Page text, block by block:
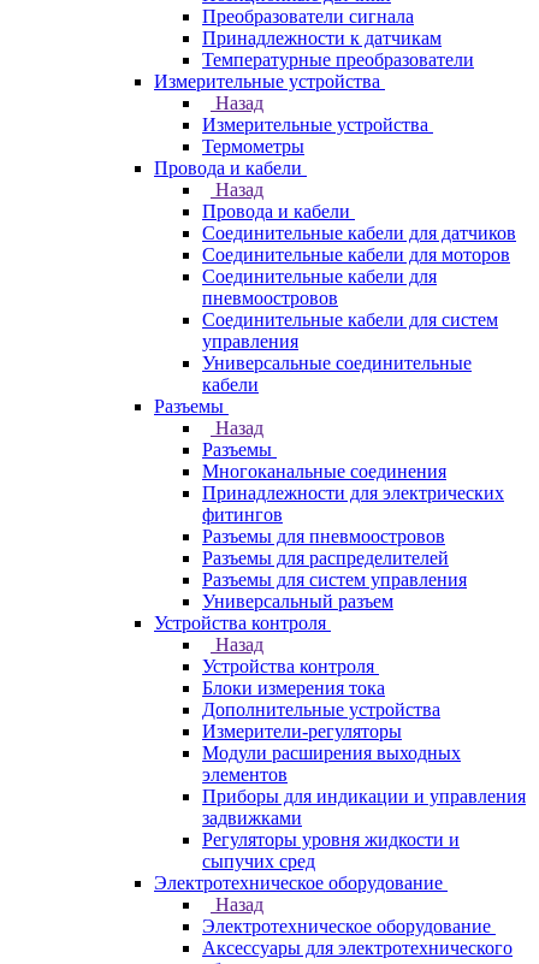
Преобразователи сигнала
Принадлежности к датчикам
Температурные преобразователи
Измерительные устройства
Назад
Измерительные устройства
Термометры
Провода и кабели
Назад
Провода и кабели
Соединительные кабели для датчиков
Соединительные кабели для моторов
Соединительные кабели для
пневмоостровов
Соединительные кабели для систем
управления
Универсальные соединительные
кабели
Разъемы
Назад
Разъемы
Многоканальные соединения
Принадлежности для электрических
фитингов
Разъемы для пневмоостровов
Разъемы для распределителей
Разъемы для систем управления
Универсальный разъем
Устройства контроля
Назад
Устройства контроля
Блоки измерения тока
Дополнительные устройства
Измерители-регуляторы
Модули расширения выходных
элементов
Приборы для индикации и управления
задвижками
Регуляторы уровня жидкости и
сыпучих сред
Электротехническое оборудование
Назад
Электротехническое оборудование
Аксессуары для электротехнического